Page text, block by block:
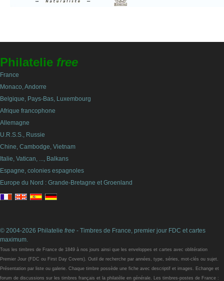
Philatelie free
France
Monaco, Andorre
Belgique, Pays-Bas, Luxembourg
Afrique francophone
Allemagne
U.R.S.S., Russie
Chine, Cambodge, Vietnam
Italie, Vatican, ..., Balkans
Espagne, colonies espagnoles
Europe du Nord : Grande-Bretagne et Groenland
© 2004-2026 Philatelie free - Timbres de France, premier jour FDC et cartes
maximum.
Tous les timbres de France de 1849 à nos jours ainsi que les enveloppes et cartes avec oblitération
Premier Jour (FDC ou First Day Covers). Outil de recherche par années, type, séries, mot-clés ou sujet.
Présentation par liste ou galerie. Chaque timbre possède une fiche avec descriptif et images. Echange et
forum de discussions sur les timbres français et la philatélie en générale. Les timbres-postes de France :